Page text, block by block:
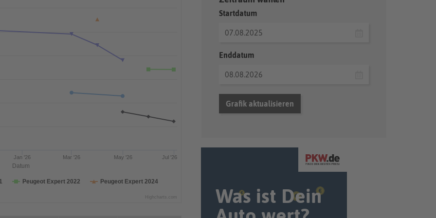
Datum
Peugeot Expert 2022 Peugeot Expert 2024
Mar '26 May '26 Jul '26
Jan '26
Highcharts.com
Startdatum
Enddatum
Grafik aktualisieren
Was ist Dein